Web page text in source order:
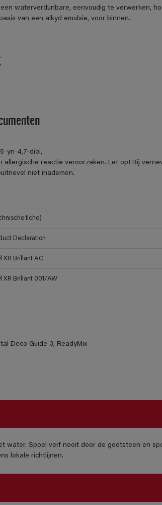
een waterverdunbare, eenvoudig te verwerken,
van een alkyd emulsie, voor binnen.
yn-4,7-diol,
allergische reactie veroorzaken. Let op! Bij
niet inademen.
fiche)
Declaration
XR Brillant AC
XR Brillant 001/AW
Deco Guide 3, ReadyMix
water. Spoel verf nooit door de gootsteen en
lokale richtlijnen.